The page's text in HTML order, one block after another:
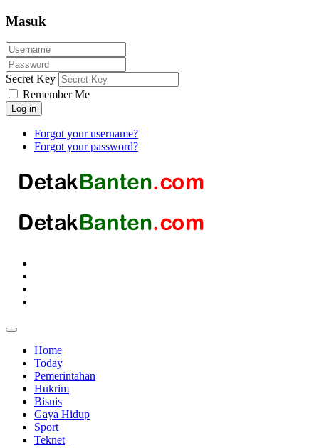
Masuk
Secret Key
Remember Me
Log in
Forgot your username?
Forgot your password?
Home
Today
Pemerintahan
Hukrim
Bisnis
Gaya Hidup
Sport
Teknet